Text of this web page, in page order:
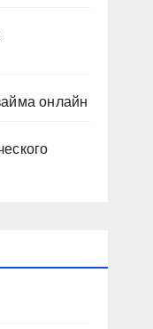
онлайн